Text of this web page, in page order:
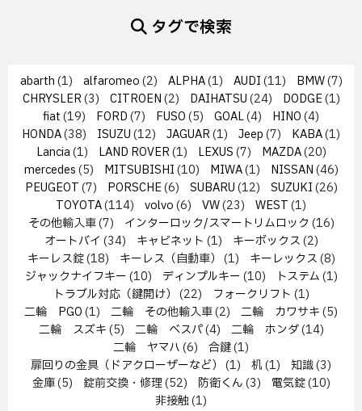
タグで検索
abarth(1) alfaromeo(2) ALPHA(1) AUDI(11) BMW(7)
CHRYSLER(3) CITROEN(2) DAIHATSU(24) DODGE(1)
fiat(19) FORD(7) FUSO(5) GOAL(4) HINO(4)
HONDA(38) ISUZU(12) JAGUAR(1) Jeep(7) KABA(1)
Lancia(1) LAND ROVER(1) LEXUS(7) MAZDA(20)
mercedes(5) MITSUBISHI(10) MIWA(1) NISSAN(46)
PEUGEOT(7) PORSCHE(6) SUBARU(12) SUZUKI(26)
TOYOTA(114) volvo(6) VW(23) WEST(1)
その他輸入車(7) インターロック/スマートリムロック (16)
オートバイ (34) キャビネット (1) キーボックス(2)
キーレス錠(18) キーレス（自動車） (1) キーレックス(8)
ジャックナイフキー(10) ディンプルキー(10) トステム(1)
トラブル対応（鍵開け） (22) フォークリフト (1)
二輪 PGO(1) 二輪 その他輸入車(2) 二輪 カワサキ(5)
二輪 スズキ(5) 二輪 ベスパ(4) 二輪 ホンダ(14)
二輪 ヤマハ(6) 合鍵(1)
扉回りの金具（ドアクローザーなど） (1) 机(1) 知識(3)
金庫(5) 錠前交換・修理(52) 防衛くん(3) 電気錠(10)
非接触(1)